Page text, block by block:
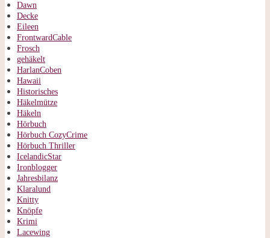
Dawn
Decke
Eileen
FrontwardCable
Frosch
gehäkelt
HarlanCoben
Hawaii
Historisches
Häkelmütze
Häkeln
Hörbuch
Hörbuch CozyCrime
Hörbuch Thriller
IcelandicStar
Ironblogger
Jahresbilanz
Klaralund
Knitty
Knöpfe
Krimi
Lacewing